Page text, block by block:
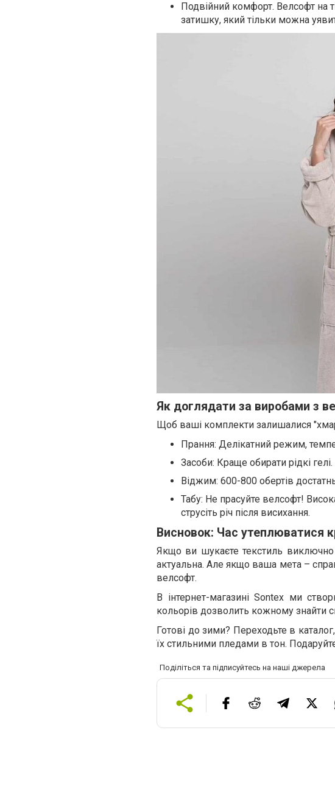
Подвійний комфорт. Велсофт на
затишку, який тільки можна
Як доглядати за виробами з
Щоб ваші комплекти залишалися
Прання: Делікатний режим,
Засоби: Краще обирати рідкі гелі.
Віджим: 600-800 обертів
Табу: Не прасуйте велсофт!
струсіть річ після висихання.
Висновок: Час утеплюватися
Якщо ви шукаєте текстиль
актуальна. Але якщо ваша мета –
велсофт.
В інтернет-магазині Sontex ми
кольорів дозволить кожному знайти
Готові до зими? Переходьте в
їх стильними пледами в тон.
Поділіться та підписуйтесь на наші джерела